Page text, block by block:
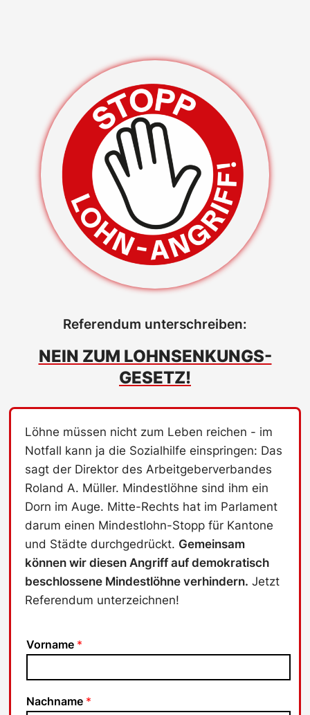
Referendum unterschreiben:
NEIN ZUM LOHNSENKUNGS-
GESETZ!
Löhne müssen nicht zum Leben reichen - im
Notfall kann ja die Sozialhilfe einspringen: Das
sagt der Direktor des Arbeitgeberverbandes
Roland A. Müller. Mindestlöhne sind ihm ein
Dorn im Auge. Mitte-Rechts hat im Parlament
darum einen Mindestlohn-Stopp für Kantone
und Städte durchgedrückt. Gemeinsam
können wir diesen Angriff auf demokratisch
beschlossene Mindestlöhne verhindern. Jetzt
Referendum unterzeichnen!
Vorname *
Nachname *